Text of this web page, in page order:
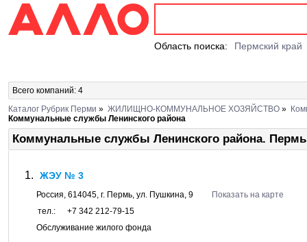
Область поиска: Пермский край
Всего компаний: 4
Каталог Рубрик Перми » ЖИЛИЩНО-КОММУНАЛЬНОЕ ХОЗЯЙСТВО »
Коммунальные службы Ленинского района
Коммунальные службы Ленинского района. Пермь
ЖЭУ № 3
Россия, 614045, г. Пермь, ул. Пушкина, 9
Показать на карте
тел.:
+7 342 212-79-15
Обслуживание жилого фонда